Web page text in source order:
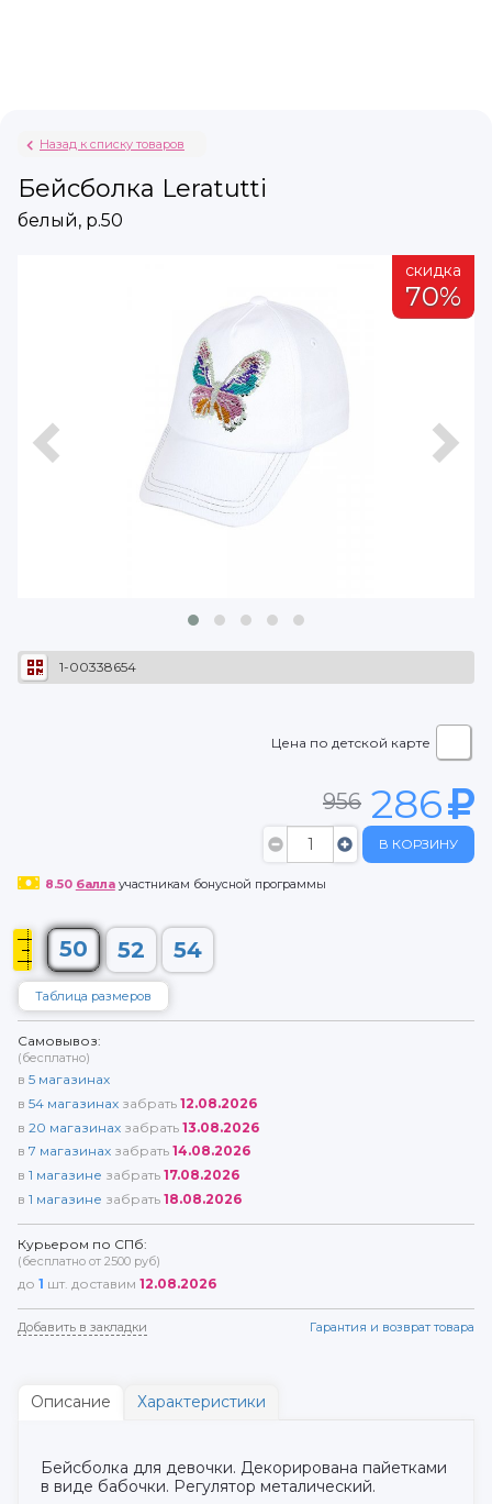
Назад к списку товаров
Бейсболка Leratutti
белый, р.50
скидка
70%
1-00338654
Цена по детской карте
956 286
В КОРЗИНУ
8.50 баллаучастникам бонусной программы
50 52 54
Таблица размеров
Самовывоз:
(бесплатно)
в 5 магазинах
в 54 магазинах забрать 12.08.2026
в 20 магазинах забрать 13.08.2026
в 7 магазинах забрать 14.08.2026
в 1 магазине забрать 17.08.2026
в 1 магазине забрать 18.08.2026
Курьером по СПб:
(бесплатно от 2500 руб)
до 1 шт. доставим 12.08.2026
Добавить в закладки Гарантия и возврат товара
Описание Характеристики
Бейсболка для девочки. Декорирована пайетками
в виде бабочки. Регулятор металический.